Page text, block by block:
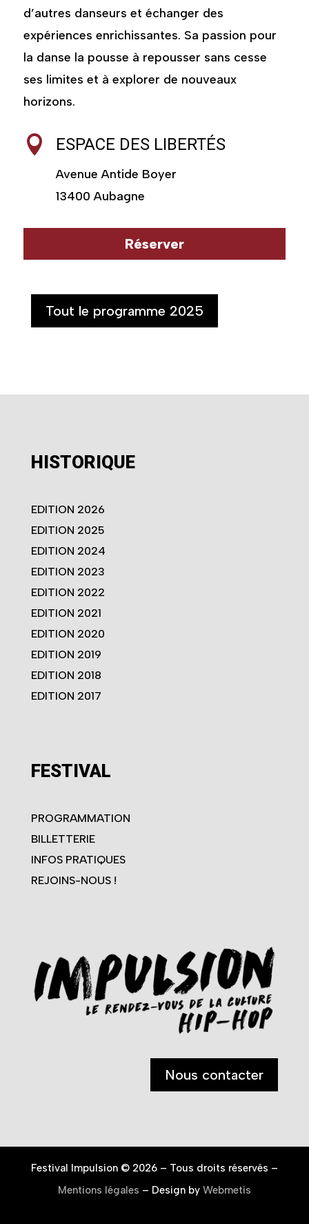
d’autres danseurs et échanger des
expériences enrichissantes. Sa passion pour
la danse la pousse à repousser sans cesse
ses limites et à explorer de nouveaux
horizons.
 ESPACE DES LIBERTÉS
Avenue Antide Boyer
13400 Aubagne
Réserver
Tout le programme 2025
HISTORIQUE
EDITION 2026
EDITION 2025
EDITION 2024
EDITION 2023
EDITION 2022
EDITION 2021
EDITION 2020
EDITION 2019
EDITION 2018
EDITION 2017
FESTIVAL
PROGRAMMATION
BILLETTERIE
INFOS PRATIQUES
REJOINS-NOUS !
Nous contacter
Festival Impulsion © 2026 – Tous droits réservés –
Mentions légales – Design by Webmetis